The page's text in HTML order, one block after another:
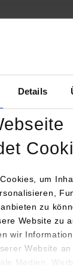
Details
um
zu
Website zu
wir
Website an
Medien,
Lichtorgel! Wie
Projekt?
Mit Lego
Auto zu